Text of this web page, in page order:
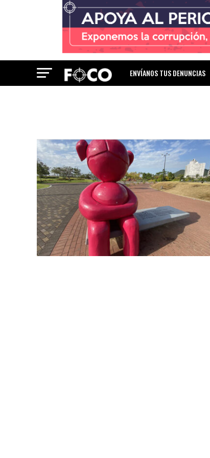
ENVÍANOS TUS DENUNCIAS